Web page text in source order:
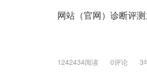
网站（官网）诊断评
1242434阅读 0评论 3